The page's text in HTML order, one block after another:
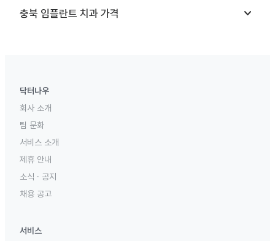
충북 임플란트 치과 가격 keyboard_arrow_down
닥터나우
회사 소개
팀 문화
서비스 소개
제휴 안내
소식 · 공지
채용 공고
서비스